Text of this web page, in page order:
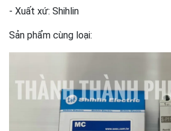
- Xuất xứ: Shihlin
Sản phẩm cùng loại: